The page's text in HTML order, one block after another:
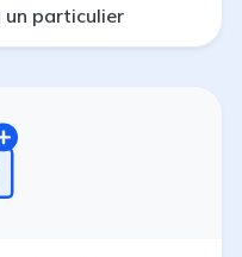
un particulier